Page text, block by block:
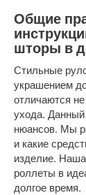
Общие
шторы в
Стильные
украшением
отличаются
ухода. Данный
нюансов. Мы
и какие
изделие.
роллеты в
долгое время.